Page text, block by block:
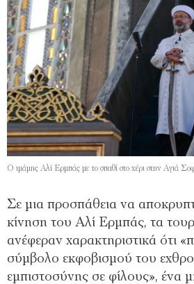
Ο ιμάμης Αλί Ερμπάς με το σπαθί στο χέρι στην Αγιά
Σε μια προσπάθεια να
κίνηση του Αλί Ερμπάς, τα
ανέφεραν χαρακτηριστικά ότι
σύμβολο εκφοβισμού του
εμπιστοσύνης σε φίλους», ένα